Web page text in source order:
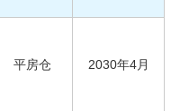
平房仓 2030年4月